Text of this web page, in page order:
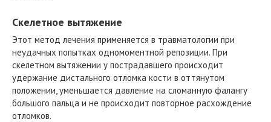
Скелетное вытяжение
Этот метод лечения применяется в травматологии при
неудачных попытках одномоментной репозиции. При
скелетном вытяжении у пострадавшего происходит
удержание дистального отломка кости в оттянутом
положении, уменьшается давление на сломанную фалангу
большого пальца и не происходит повторное расхождение
отломков.